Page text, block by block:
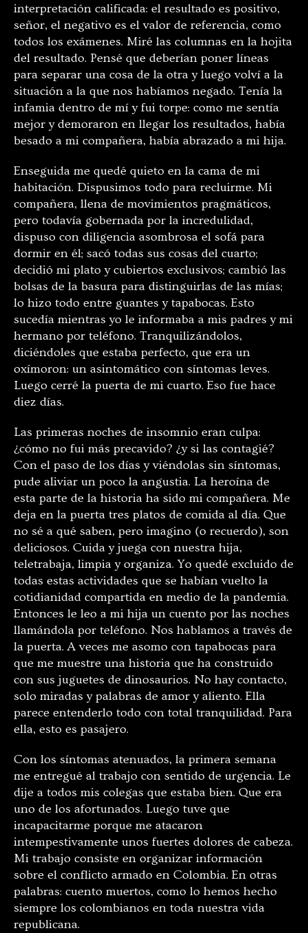
interpretación calificada: el resultado es positivo,
señor, el negativo es el valor de referencia, como
todos los exámenes. Miré las columnas en la hojita
del resultado. Pensé que deberían poner líneas
para separar una cosa de la otra y luego volví a la
situación a la que nos habíamos negado. Tenía la
infamia dentro de mí y fui torpe: como me sentía
mejor y demoraron en llegar los resultados, había
besado a mi compañera, había abrazado a mi hija.
Enseguida me quedé quieto en la cama de mi
habitación. Dispusimos todo para recluirme. Mi
compañera, llena de movimientos pragmáticos,
pero todavía gobernada por la incredulidad,
dispuso con diligencia asombrosa el sofá para
dormir en él; sacó todas sus cosas del cuarto;
decidió mi plato y cubiertos exclusivos; cambió las
bolsas de la basura para distinguirlas de las mías;
lo hizo todo entre guantes y tapabocas. Esto
sucedía mientras yo le informaba a mis padres y mi
hermano por teléfono. Tranquilizándolos,
diciéndoles que estaba perfecto, que era un
oxímoron: un asintomático con síntomas leves.
Luego cerré la puerta de mi cuarto. Eso fue hace
diez días.
Las primeras noches de insomnio eran culpa:
¿cómo no fui más precavido? ¿y si las contagié?
Con el paso de los días y viéndolas sin síntomas,
pude aliviar un poco la angustia. La heroína de
esta parte de la historia ha sido mi compañera. Me
deja en la puerta tres platos de comida al día. Que
no sé a qué saben, pero imagino (o recuerdo), son
deliciosos. Cuida y juega con nuestra hija,
teletrabaja, limpia y organiza. Yo quedé excluido de
todas estas actividades que se habían vuelto la
cotidianidad compartida en medio de la pandemia.
Entonces le leo a mi hija un cuento por las noches
llamándola por teléfono. Nos hablamos a través de
la puerta. A veces me asomo con tapabocas para
que me muestre una historia que ha construido
con sus juguetes de dinosaurios. No hay contacto,
solo miradas y palabras de amor y aliento. Ella
parece entenderlo todo con total tranquilidad. Para
ella, esto es pasajero.
Con los síntomas atenuados, la primera semana
me entregué al trabajo con sentido de urgencia. Le
dije a todos mis colegas que estaba bien. Que era
uno de los afortunados. Luego tuve que
incapacitarme porque me atacaron
intempestivamente unos fuertes dolores de cabeza.
Mi trabajo consiste en organizar información
sobre el conflicto armado en Colombia. En otras
palabras: cuento muertos, como lo hemos hecho
siempre los colombianos en toda nuestra vida
republicana.